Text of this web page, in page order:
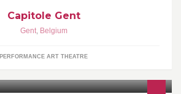
Capitole Gent
Gent, Belgium
PERFORMANCE ART THEATRE